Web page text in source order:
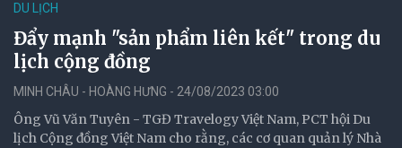
DU LỊCH
Đẩy mạnh "sản phẩm liên kết" trong du
lịch cộng đồng
MINH CHÂU - HOÀNG HƯNG - 24/08/2023 03:00
Ông Vũ Văn Tuyên - TGĐ Travelogy Việt Nam, PCT hội Du
lịch Cộng đồng Việt Nam cho rằng, các cơ quan quản lý Nhà